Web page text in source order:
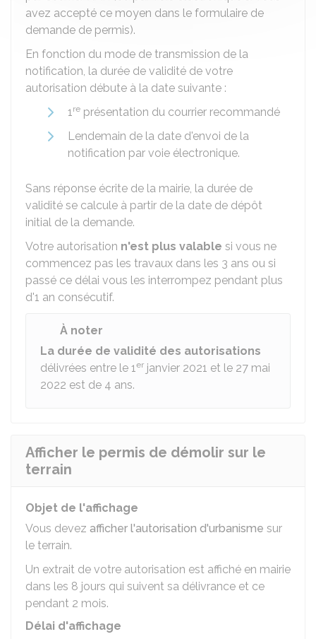
avez accepté ce moyen dans le formulaire de
demande de permis).
En fonction du mode de transmission de la
notification, la durée de validité de votre
autorisation débute à la date suivante :
1re présentation du courrier recommandé
Lendemain de la date d'envoi de la
notification par voie électronique.
Sans réponse écrite de la mairie, la durée de
validité se calcule à partir de la date de dépôt
initial de la demande.
Votre autorisation n'est plus valable si vous ne
commencez pas les travaux dans les 3 ans ou si
passé ce délai vous les interrompez pendant plus
d'1 an consécutif.
À noter
La durée de validité des autorisations
délivrées entre le 1er janvier 2021 et le 27 mai
2022 est de 4 ans.
Afficher le permis de démolir sur le
terrain
Objet de l'affichage
Vous devez afficher l'autorisation d'urbanisme sur
le terrain.
Un extrait de votre autorisation est affiché en mairie
dans les 8 jours qui suivent sa délivrance et ce
pendant 2 mois.
Délai d'affichage